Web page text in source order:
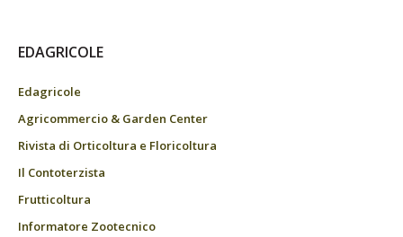
EDAGRICOLE
Edagricole
Agricommercio & Garden Center
Rivista di Orticoltura e Floricoltura
Il Contoterzista
Frutticoltura
Informatore Zootecnico